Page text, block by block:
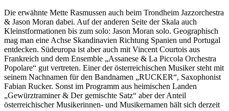
Die erwähnte Mette Rasmussen auch beim Trondheim Jazzorchestra
& Jason Moran dabei. Auf der anderen Seite der Skala auch
Kleinstformationen bis zum solo: Jason Moran solo. Geographisch
mag man eine Achse Skandinavien Richtung Spanien und Portugal
entdecken. Südeuropa ist aber auch mit Vincent Courtois aus
Frankreich und dem Ensemble „Assanese & La Piccola Orchestra
Popolare“ gut vertreten. Einer der österreichischen Musiker steht mit
seinem Nachnamen für den Bandnamen „RUCKER“, Saxophonist
Fabian Rucker. Sonst im Programm aus heimischen Landen
„Gewürztraminer & Der gemischte Satz“ aber der Anteil
österreichischer Musikerinnen- und Musikernamen hält sich derzeit